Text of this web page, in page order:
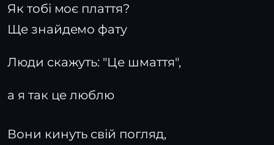
Як тобі моє плаття?
Ще знайдемо фату
Люди скажуть: "Це шмаття",
а я так це люблю
Вони кинуть свій погляд,